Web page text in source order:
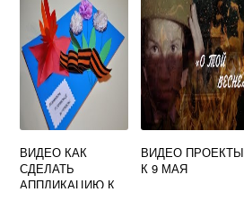
ВИДЕО КАК
СДЕЛАТЬ
АППЛИКАЦИЮ К
ВИДЕО ПРОЕКТЫ
К 9 МАЯ